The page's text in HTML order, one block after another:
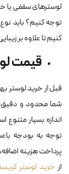
لوسترهای سقفی یا
توجه کنیم؟ باید
کنیم تا علاوه بر
قیمت
قبل از خرید لوستر
شما محدود و
اندازه بسیار
توجه به بودجه
پرداخت هزینه
از خرید لوستر